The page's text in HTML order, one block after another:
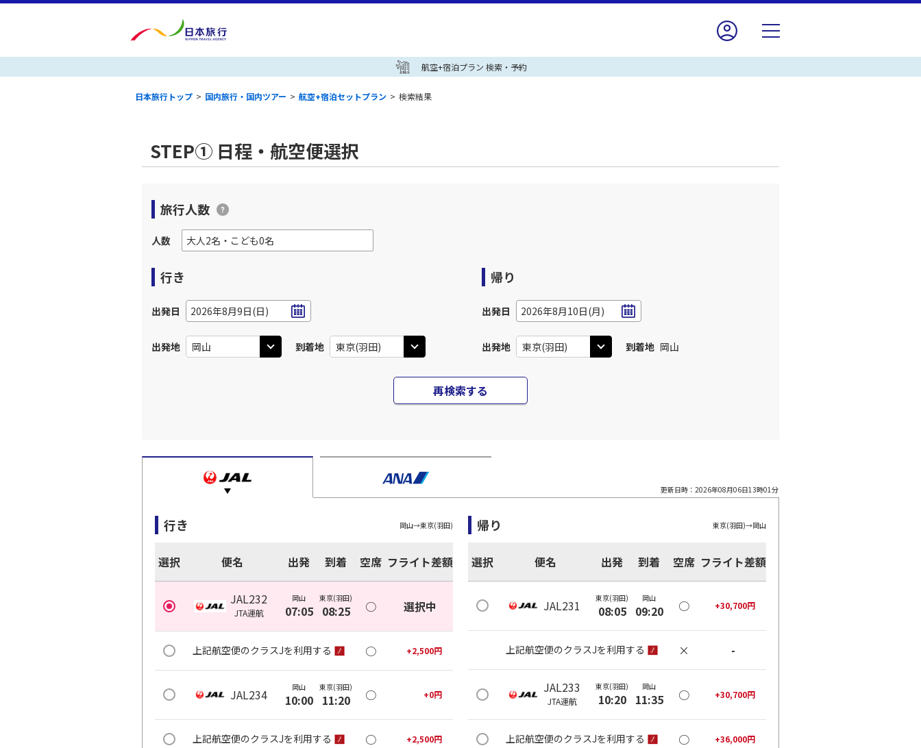
航空+宿泊プラン 検索・予約
日本旅行トップ > 国内旅行・国内ツアー > 航空+宿泊セットプラン > 検索結果
STEP① 日程・航空便選択
旅行人数
人数
行き
出発日 2026年8月9日(日)
出発地 到着地
帰り
出発日 2026年8月10日(月)
出発地 到着地 岡山
再検索する
更新日時： 2026年08月06日13時01分
行き 岡山→東京(羽田)
選択 便名 出発 到着 空席 フライト差額
JAL232
JTA運航
岡山
07:05
東京(羽田)
08:25 ○ 選択中
上記航空便のクラスJを利用する ○ +2,500円
JAL234 岡山
10:00
東京(羽田)
11:20 ○ +0円
上記航空便のクラスJを利用する ○ +2,500円
帰り 東京(羽田)→岡山
選択 便名 出発 到着 空席 フライト差額
JAL231 東京(羽田)
08:05
岡山
09:20 ○ +30,700円
上記航空便のクラスJを利用する × -
JAL233
JTA運航
東京(羽田)
10:20
岡山
11:35 ○ +30,700円
上記航空便のクラスJを利用する ○ +36,000円